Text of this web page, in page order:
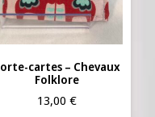
cartes – Chevaux
Folklore
13,00 €